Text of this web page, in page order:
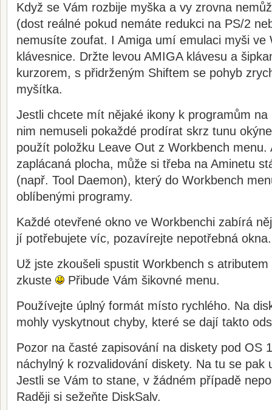
Když se Vám rozbije myška a vy zrovna
(dost reálné pokud nemáte redukci na PS/2
nemusíte zoufat. I Amiga umí emulaci myši ve
klávesnice. Držte levou AMIGA klávesu a
kurzorem, s přidrženým Shiftem se pohyb
myšítka.
Jestli chcete mít nějaké ikony k programům
nim nemuseli pokaždé prodírat skrz tunu
použít položku Leave Out z Workbench menu.
zaplácaná plocha, může si třeba na Aminetu
(např. Tool Daemon), který do Workbench
oblíbenými programy.
Každé otevřené okno ve Workbenchi zabírá
jí potřebujete víc, pozavírejte nepotřebná okna.
Už jste zkoušeli spustit Workbench s atributem
zkuste
Přibude Vám šikovné menu.
Používejte úplný formát místo rychlého. Na
mohly vyskytnout chyby, které se dají takto
Pozor na časté zapisování na diskety pod OS
náchylný k rozvalidování diskety. Na tu se pak
Jestli se Vám to stane, v žádném případě
Raději si sežeňte DiskSalv.